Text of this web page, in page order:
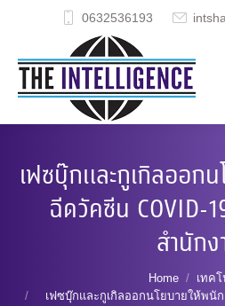
0632536193
เฟซบุ๊กและกูเกิลออก
ฉีดวัคซีน COVID-
สำนักง
Home
เทค
เฟซบุ๊กและกูเกิลออกนโยบายให้พนั